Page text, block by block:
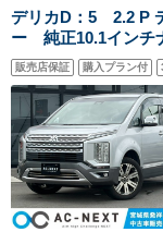
デリカD：5 2.2 P
ー 純正10.1インチ
ター 全周囲モニタ
ト アダクティブク
イドドア パワーバ
販売店保証 購入プラン付